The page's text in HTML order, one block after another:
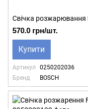
Свічка розжарювання
570.0 грн/шт.
Купити
Артикул
0250202036
Бренд
BOSCH